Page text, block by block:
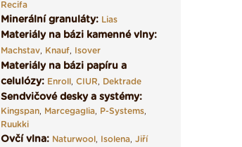
Recifa
Minerální granuláty: Lias
Materiály na bázi kamenné vlny:
Machstav, Knauf, Isover
Materiály na bázi papíru a
celulózy: Enroll, CIUR, Dektrade
Sendvičové desky a systémy:
Kingspan, Marcegaglia, P-Systems,
Ruukki
Ovčí vlna: Naturwool, Isolena, Jiří